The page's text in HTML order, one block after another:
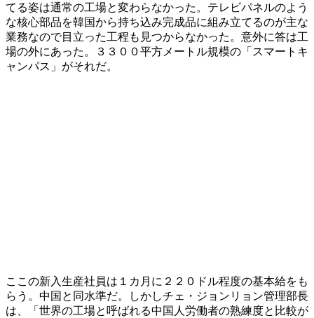
てる姿は通常の工場と変わらなかった。テレビパネルのよう
な核心部品を韓国から持ち込み完成品に組み立てるのが主な
業務なので目立った工程も見つからなかった。意外に答は工
場の外にあった。３３００平方メートル規模の「スマートキ
ャンパス」がそれだ。
ここの新入生産社員は１カ月に２２０ドル程度の基本給をも
らう。中国と同水準だ。しかしチェ・ジョンリョン管理部長
は、「世界の工場と呼ばれる中国人労働者の熟練度と比較が